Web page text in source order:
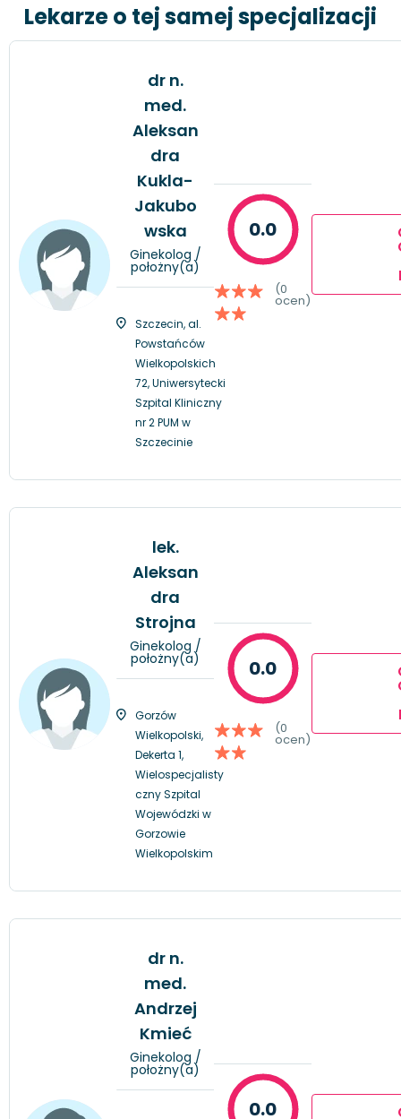
Lekarze o tej samej specjalizacji
dr n.
med.
Aleksan
dra
Kukla-
Jakubo
wska
Ginekolog /
położny(a)
Szczecin, al.
Powstańców
Wielkopolskich
72, Uniwersytecki
Szpital Kliniczny
nr 2 PUM w
Szczecinie
0.0
(0
ocen)
lek.
Aleksan
dra
Strojna
Ginekolog /
położny(a)
Gorzów
Wielkopolski,
Dekerta 1,
Wielospecjalisty
czny Szpital
Wojewódzki w
Gorzowie
Wielkopolskim
0.0
(0
ocen)
dr n.
med.
Andrzej
Kmieć
Ginekolog /
położny(a)
0.0